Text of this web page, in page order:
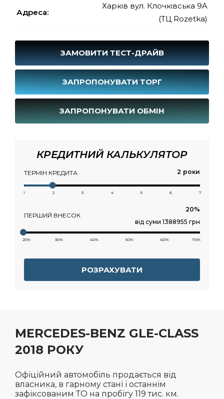
Адреса:
Харків вул. Клочківська 9A
(ТЦ Rozetka)
ЗАМОВИТИ ТЕСТ-ДРАЙВ
ЗАПРОПОНУВАТИ ТОРГ
ЗАПРОПОНУВАТИ ОБМІН
КРЕДИТНИЙ КАЛЬКУЛЯТОР
ТЕРМІН КРЕДИТА роки
1 2 3 4 5 6 7
ПЕРШИЙ ВНЕСОК
від суми 1388955 грн
20% 30% 40% 50% 60% 70%
РОЗРАХУВАТИ
MERCEDES-BENZ GLE-CLASS
2018 РОКУ
Офіційний автомобіль продається від
власника, в гарному стані і останнім
зафіксованим ТО на пробігу 119 тис. км.